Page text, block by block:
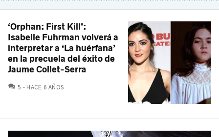
‘Orphan: First Kill’:
Isabelle Fuhrman volverá a
interpretar a ‘La huérfana’
en la precuela del éxito de
Jaume Collet-Serra
5 COMENTARIOS
HACE 6 AÑOS